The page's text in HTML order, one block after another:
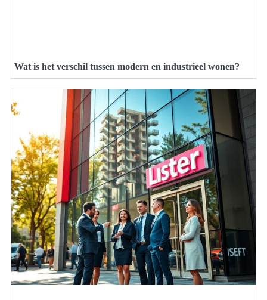
Wat is het verschil tussen modern en industrieel wonen?